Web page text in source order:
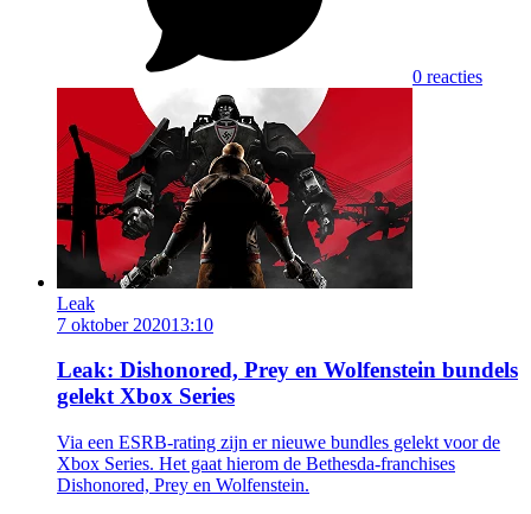
0 reacties
Leak
7 oktober 202013:10
Leak: Dishonored, Prey en Wolfenstein bundels
gelekt Xbox Series
Via een ESRB-rating zijn er nieuwe bundles gelekt voor de
Xbox Series. Het gaat hierom de Bethesda-franchises
Dishonored, Prey en Wolfenstein.